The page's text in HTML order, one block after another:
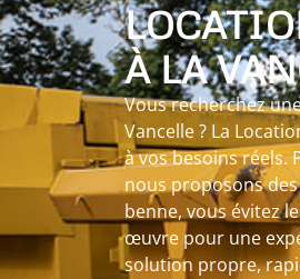
À LA
Vous recherchez
Vancelle ? La
à vos besoins réels.
nous proposons
benne, vous évitez
œuvre pour une
solution propre,